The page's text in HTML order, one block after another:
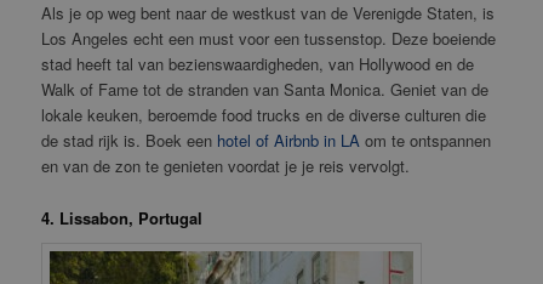
Als je op weg bent naar de westkust van de Verenigde Staten, is
Los Angeles echt een must voor een tussenstop. Deze boeiende
stad heeft tal van bezienswaardigheden, van Hollywood en de
Walk of Fame tot de stranden van Santa Monica. Geniet van de
lokale keuken, beroemde food trucks en de diverse culturen die
de stad rijk is. Boek een hotel of Airbnb in LA om te ontspannen
en van de zon te genieten voordat je je reis vervolgt.
4. Lissabon, Portugal